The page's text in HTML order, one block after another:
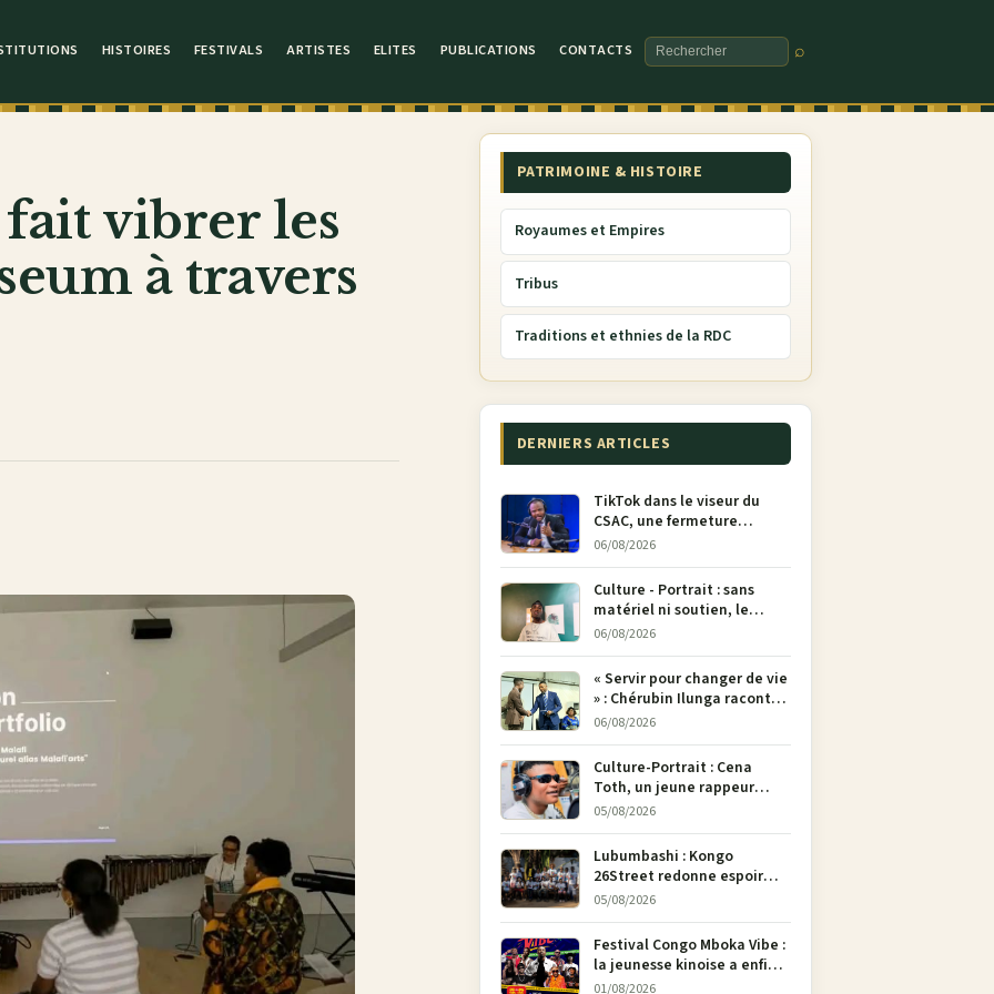
HISTOIRES FESTIVALS ARTISTES ELITES PUBLICATIONS CONTACTS
Rechercher
⌕
vibrer les
à travers
PATRIMOINE & HISTOIRE
Royaumes et Empires
Tribus
Traditions et ethnies de la RDC
DERNIERS ARTICLES
TikTok dans le viseur du
CSAC, une fermeture
envisagée pour contrer la
propagande du M23
06/08/2026
Culture - Portrait : sans
matériel ni soutien, le
dessinateur Justin
Mulengera refuse de poser
son crayon
06/08/2026
« Servir pour changer de vie
» : Chérubin Ilunga raconte
le parcours du député
Tshimbu en 137 pages
06/08/2026
Culture-Portrait : Cena
Toth, un jeune rappeur
déterminé à faire entendre
05/08/2026
Lubumbashi : Kongo
26Street redonne espoir
aux enfants de la rue par
05/08/2026
Festival Congo Mboka Vibe :
la jeunesse kinoise a enfin
sa plateforme de culture
01/08/2026